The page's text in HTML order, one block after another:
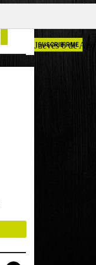
Jueves 6 de
SUSCRIBIRME